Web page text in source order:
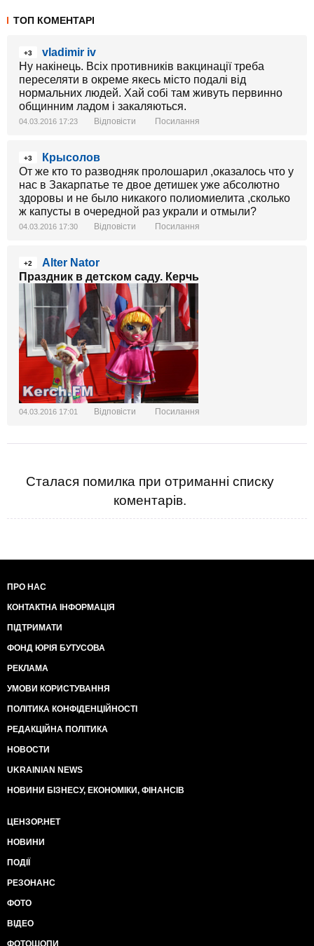
ТОП КОМЕНТАРІ
+3
vladimir iv
Ну накінець. Всіх противників вакцинації треба
переселяти в окреме якесь місто подалі від
нормальних людей. Хай собі там живуть первинно
общинним ладом і закаляються.
04.03.2016 17:23 Відповісти Посилання
+3
Крысолов
От же кто то разводняк пролошарил ,оказалось что у
нас в Закарпатье те двое детишек уже абсолютно
здоровы и не было никакого полиомиелита ,сколько
ж капусты в очередной раз украли и отмыли?
04.03.2016 17:30 Відповісти Посилання
+2
Alter Nator
Праздник в детском саду. Керчь
04.03.2016 17:01 Відповісти Посилання
Сталася помилка при отриманні списку
коментарів.
ПРО НАС
КОНТАКТНА ІНФОРМАЦІЯ
ПІДТРИМАТИ
ФОНД ЮРІЯ БУТУСОВА
РЕКЛАМА
УМОВИ КОРИСТУВАННЯ
ПОЛІТИКА КОНФІДЕНЦІЙНОСТІ
РЕДАКЦІЙНА ПОЛІТИКА
НОВОСТИ
UKRAINIAN NEWS
НОВИНИ БІЗНЕСУ, ЕКОНОМІКИ, ФІНАНСІВ
ЦЕНЗОР.НЕТ
НОВИНИ
ПОДІЇ
РЕЗОНАНС
ФОТО
ВІДЕО
ФОТОШОПИ